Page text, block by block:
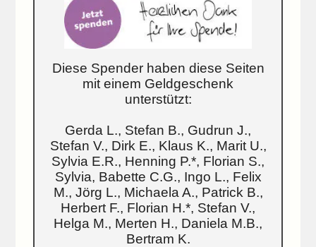
Diese Spender haben diese Seiten
mit einem Geldgeschenk
unterstützt:
Gerda L., Stefan B., Gudrun J.,
Stefan V., Dirk E., Klaus K., Marit U.,
Sylvia E.R., Henning P.*, Florian S.,
Sylvia, Babette C.G., Ingo L., Felix
M., Jörg L., Michaela A., Patrick B.,
Herbert F., Florian H.*, Stefan V.,
Helga M., Merten H., Daniela M.B.,
Bertram K.